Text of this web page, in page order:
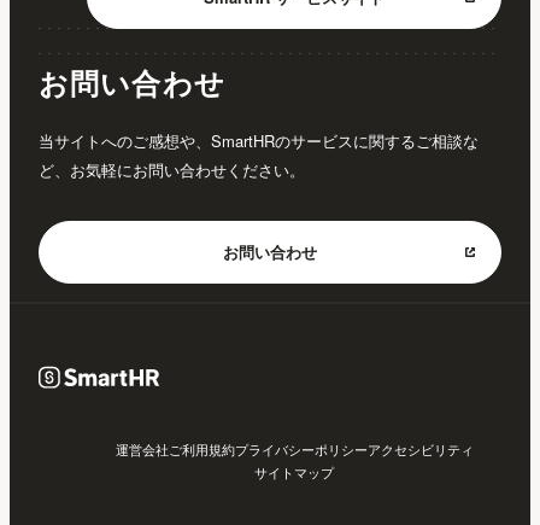
お問い合わせ
当サイトへのご感想や、SmartHRのサービスに関するご相談な
ど、お気軽にお問い合わせください。
お問い合わせ
運営会社ご利用規約プライバシーポリシーアクセシビリティ
サイトマップ